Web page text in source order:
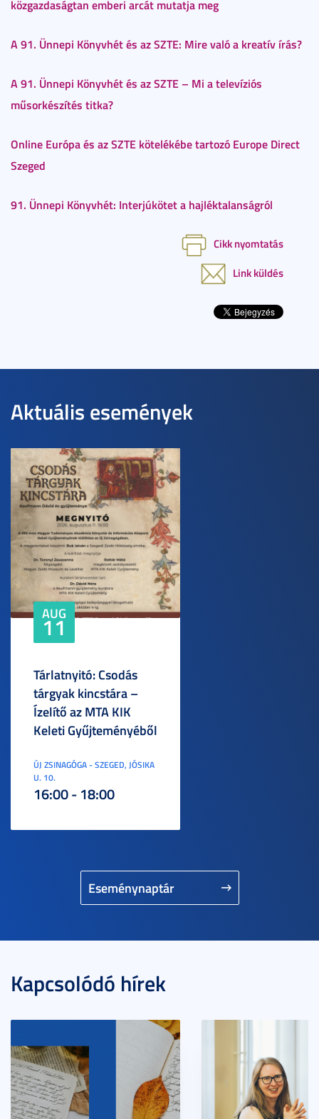
közgazdaságtan emberi arcát mutatja meg
A 91. Ünnepi Könyvhét és az SZTE: Mire való a kreatív írás?
A 91. Ünnepi Könyvhét és az SZTE – Mi a televíziós
műsorkészítés titka?
Online Európa és az SZTE kötelékébe tartozó Europe Direct
Szeged
91. Ünnepi Könyvhét: Interjúkötet a hajléktalanságról
Cikk nyomtatás
Link küldés
Aktuális események
Eseménynaptár
AUG
11
Tárlatnyitó: Csodás
tárgyak kincstára –
Ízelítő az MTA KIK
Keleti Gyűjteményéből
ÚJ ZSINAGÓGA - SZEGED, JÓSIKA
U. 10.
16:00 - 18:00
Kapcsolódó hírek